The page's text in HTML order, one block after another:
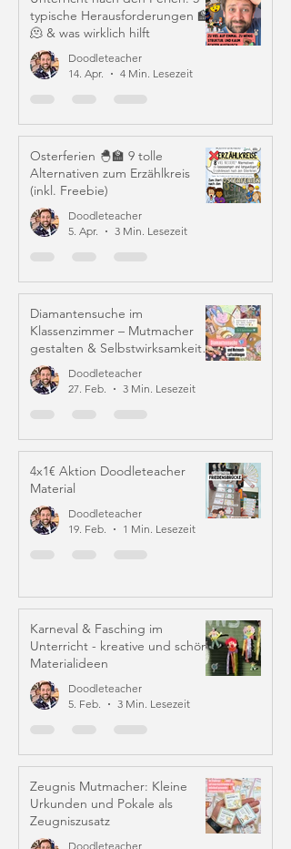
typische Herausforderungen 🏫
🫠 & was wirklich hilft
Doodleteacher
14. Apr.
4 Min. Lesezeit
Osterferien 🐣🏫 9 tolle
Alternativen zum Erzählkreis
(inkl. Freebie)
Doodleteacher
5. Apr.
3 Min. Lesezeit
Diamantensuche im
Klassenzimmer – Mutmacher
gestalten & Selbstwirksamkeit
stärken Doodleteacher
27. Feb.
3 Min. Lesezeit
4x1€ Aktion Doodleteacher
Material
Doodleteacher
19. Feb.
1 Min. Lesezeit
Karneval & Fasching im
Unterricht - kreative und schöne
Materialideen
Doodleteacher
5. Feb.
3 Min. Lesezeit
Zeugnis Mutmacher: Kleine
Urkunden und Pokale als
Zeugniszusatz
Doodleteacher